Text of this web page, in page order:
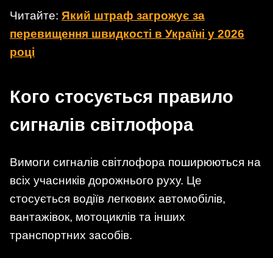
Читайте: Який штраф загрожує за
перевищення швидкості в Україні у 2026
році
Кого стосується правило
сигналів світлофора
Вимоги сигналів світлофора поширюються на
всіх учасників дорожнього руху. Це
стосується водіїв легкових автомобілів,
вантажівок, мотоциклів та інших
транспортних засобів.